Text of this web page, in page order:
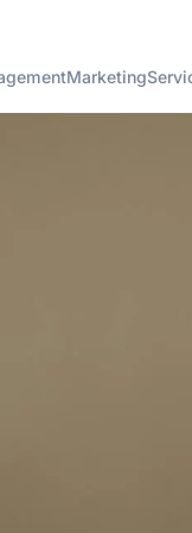
Marketing